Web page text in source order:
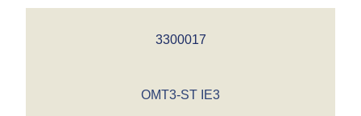
3300017
OMT3-ST IE3